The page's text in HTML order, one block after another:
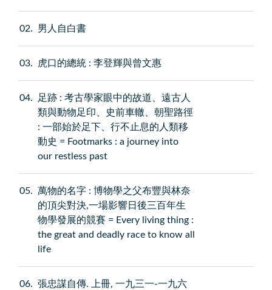
02 男人自白書
03 虎口的總統 : 李登輝與曾文惠
04
足跡 : 考古學家眼中的故道、遠古人
類與動物足印、史前車轍、朝聖路徑
: 一部始於足下、行不止息的人類移
動史 = Footmarks : a journey into
our restless past
05
萬物的名字 : 博物學之父布豐與林奈
的頂尖對決,一場影響日後三百年生
物學發展的競賽 = Every living thing :
the great and deadly race to know all
life
06
張忠謀自傳. 上冊, 一九三一-一九六